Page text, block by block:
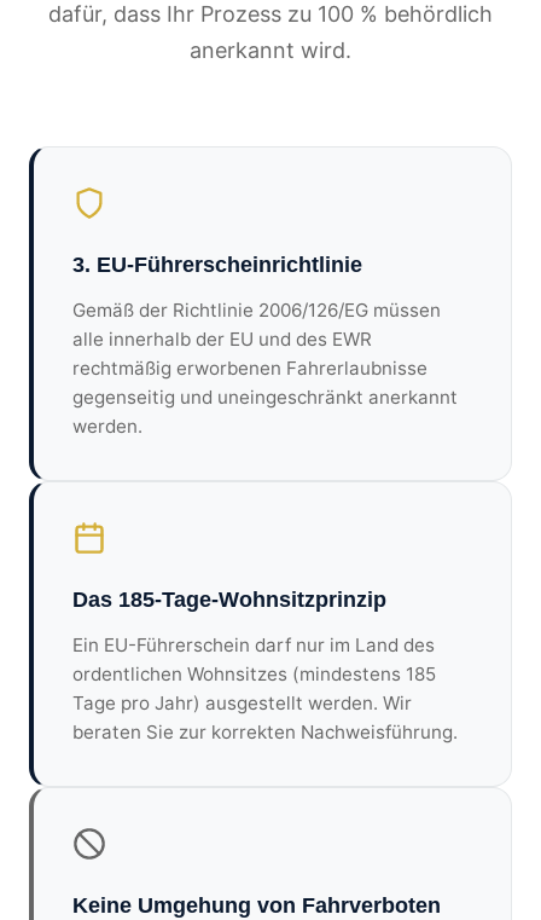
dafür, dass Ihr Prozess zu 100 % behördlich
anerkannt wird.
3. EU-Führerscheinrichtlinie
Gemäß der Richtlinie 2006/126/EG müssen
alle innerhalb der EU und des EWR
rechtmäßig erworbenen Fahrerlaubnisse
gegenseitig und uneingeschränkt anerkannt
werden.
Das 185-Tage-Wohnsitzprinzip
Ein EU-Führerschein darf nur im Land des
ordentlichen Wohnsitzes (mindestens 185
Tage pro Jahr) ausgestellt werden. Wir
beraten Sie zur korrekten Nachweisführung.
Keine Umgehung von Fahrverboten